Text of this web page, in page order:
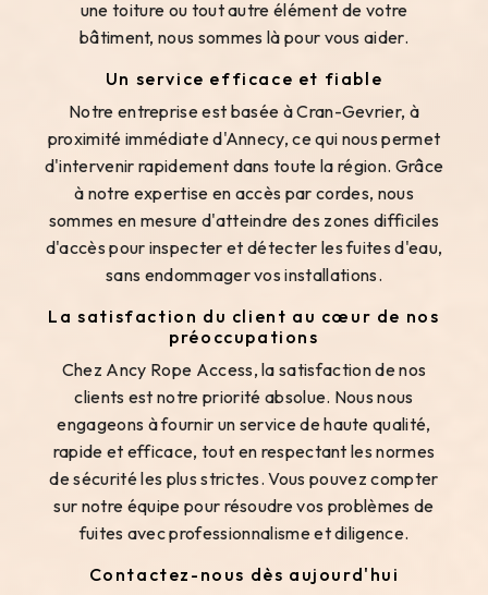
une toiture ou tout autre élément de votre
bâtiment, nous sommes là pour vous aider.
Un service efficace et fiable
Notre entreprise est basée à Cran-Gevrier, à
proximité immédiate d'Annecy, ce qui nous permet
d'intervenir rapidement dans toute la région. Grâce
à notre expertise en accès par cordes, nous
sommes en mesure d'atteindre des zones difficiles
d'accès pour inspecter et détecter les fuites d'eau,
sans endommager vos installations.
La satisfaction du client au cœur de nos
préoccupations
Chez Ancy Rope Access, la satisfaction de nos
clients est notre priorité absolue. Nous nous
engageons à fournir un service de haute qualité,
rapide et efficace, tout en respectant les normes
de sécurité les plus strictes. Vous pouvez compter
sur notre équipe pour résoudre vos problèmes de
fuites avec professionnalisme et diligence.
Contactez-nous dès aujourd'hui